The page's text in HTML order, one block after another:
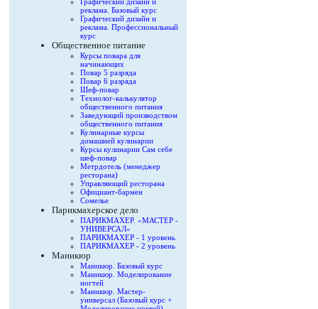
реклама. Базовый курс
Графический дизайн и
реклама. Профессиональный
курс
Общественное питание
Курсы повара для
начинающих
Повар 5 разряда
Повар 6 разряда
Шеф-повар
Технолог-калькулятор
общественного питания
Заведующий производством
общественного питания
Кулинарные курсы
домашней кулинарии
Курсы кулинарии Сам себе
шеф-повар
Метрдотель (менеджер
ресторана)
Управляющий ресторана
Официант-бармен
Сомелье
Парикмахерское дело
ПАРИКМАХЕР. «МАСТЕР -
УНИВЕРСАЛ»
ПАРИКМАХЕР - 1 уровень
ПАРИКМАХЕР - 2 уровень
Маникюр
Маникюр. Базовый курс
Маникюр. Моделирование
ногтей
Маникюр. Мастер-
универсал (Базовый курс +